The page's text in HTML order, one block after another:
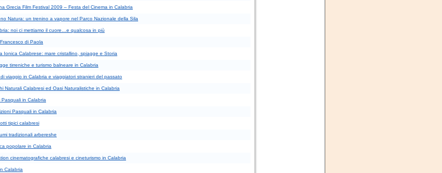
Grecia Film Festival 2009 – Festa del Cinema in Calabria
Natura: un trenino a vapore nel Parco Nazionale della Sila
noi ci mettiamo il cuore…e qualcosa in più
di Paola
Ionica Calabrese: mare cristallino, spiagge e Storia
tirreniche e turismo balneare in Calabria
di viaggio in Calabria e viaggiatori stranieri del passato
Naturali Calabresi ed Oasi Naturalistiche in Calabria
Pasquali in Calabria
Pasquali in Calabria
tipici calabresi
tradizionali arbereshe
popolare in Calabria
cinematografiche calabresi e cineturismo in Calabria
Calabria